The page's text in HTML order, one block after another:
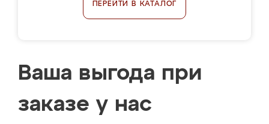
ПЕРЕЙТИ В КАТАЛОГ
Ваша выгода при
заказе у нас